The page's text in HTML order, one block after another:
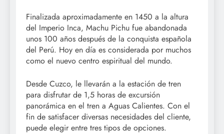
Finalizada aproximadamente en 1450 a la altura
del Imperio Inca, Machu Pichu fue abandonada
unos 100 años después de la conquista española
del Perú. Hoy en día es considerada por muchos
como el nuevo centro espiritual del mundo.
Desde Cuzco, le llevarán a la estación de tren
para disfrutar de 1,5 horas de excursión
panorámica en el tren a Aguas Calientes. Con el
fin de satisfacer diversas necesidades del cliente,
puede elegir entre tres tipos de opciones.